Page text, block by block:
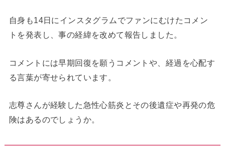
自身も14日にインスタグラムでファンにむけたコメン
トを発表し、事の経緯を改めて報告しました。
コメントには早期回復を願うコメントや、経過を心配す
る言葉が寄せられています。
志尊さんが経験した急性心筋炎とその後遺症や再発の危
険はあるのでしょうか。